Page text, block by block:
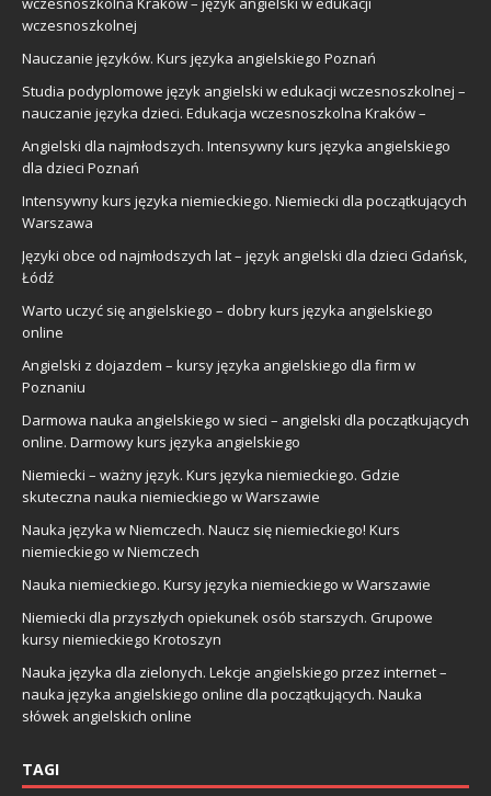
wczesnoszkolnej
Nauczanie języków. Kurs języka angielskiego Poznań
Studia podyplomowe język angielski w edukacji wczesnoszkolnej –
nauczanie języka dzieci. Edukacja wczesnoszkolna Kraków –
Angielski dla najmłodszych. Intensywny kurs języka angielskiego
dla dzieci Poznań
Intensywny kurs języka niemieckiego. Niemiecki dla początkujących
Warszawa
Języki obce od najmłodszych lat – język angielski dla dzieci Gdańsk,
Łódź
Warto uczyć się angielskiego – dobry kurs języka angielskiego
online
Angielski z dojazdem – kursy języka angielskiego dla firm w
Poznaniu
Darmowa nauka angielskiego w sieci – angielski dla początkujących
online. Darmowy kurs języka angielskiego
Niemiecki – ważny język. Kurs języka niemieckiego. Gdzie
skuteczna nauka niemieckiego w Warszawie
Nauka języka w Niemczech. Naucz się niemieckiego! Kurs
niemieckiego w Niemczech
Nauka niemieckiego. Kursy języka niemieckiego w Warszawie
Niemiecki dla przyszłych opiekunek osób starszych. Grupowe
kursy niemieckiego Krotoszyn
Nauka języka dla zielonych. Lekcje angielskiego przez internet –
nauka języka angielskiego online dla początkujących. Nauka
słówek angielskich online
TAGI